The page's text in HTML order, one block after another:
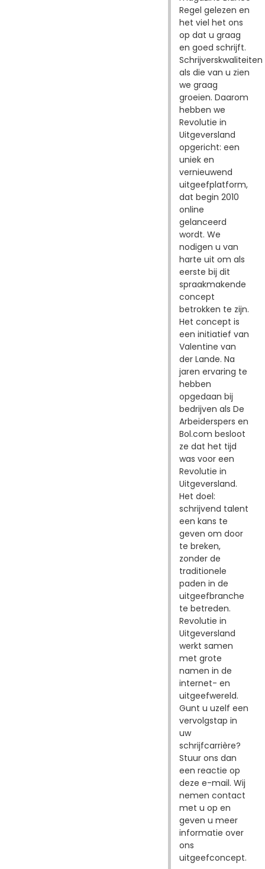
Regel gelezen en
het viel het ons
op dat u graag
en goed schrijft.
Schrijverskwaliteiten
als die van u zien
we graag
groeien. Daarom
hebben we
Revolutie in
Uitgeversland
opgericht: een
uniek en
vernieuwend
uitgeefplatform,
dat begin 2010
online
gelanceerd
wordt. We
nodigen u van
harte uit om als
eerste bij dit
spraakmakende
concept
betrokken te zijn.
Het concept is
een initiatief van
Valentine van
der Lande. Na
jaren ervaring te
hebben
opgedaan bij
bedrijven als De
Arbeiderspers en
Bol.com besloot
ze dat het tijd
was voor een
Revolutie in
Uitgeversland.
Het doel:
schrijvend talent
een kans te
geven om door
te breken,
zonder de
traditionele
paden in de
uitgeefbranche
te betreden.
Revolutie in
Uitgeversland
werkt samen
met grote
namen in de
internet- en
uitgeefwereld.
Gunt u uzelf een
vervolgstap in
uw
schrijfcarrière?
Stuur ons dan
een reactie op
deze e-mail. Wij
nemen contact
met u op en
geven u meer
informatie over
ons
uitgeefconcept.